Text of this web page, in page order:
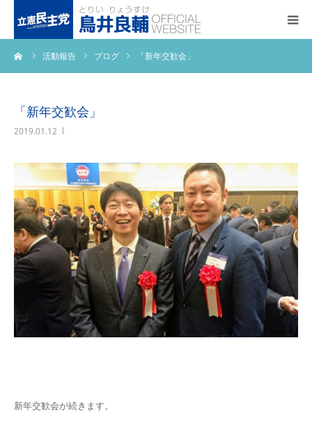
活動報告 ブログ 「新年交歓会」
「新年交歓会」
2019.01.12
新年交歓会が続きます。
トップページ
プロフィール
事務所アクセス
活動報告